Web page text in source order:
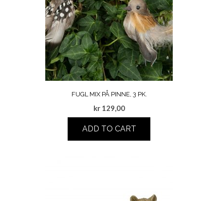
FUGL MIX PÅ PINNE, 3 PK.
kr129,00
ADD TO CART